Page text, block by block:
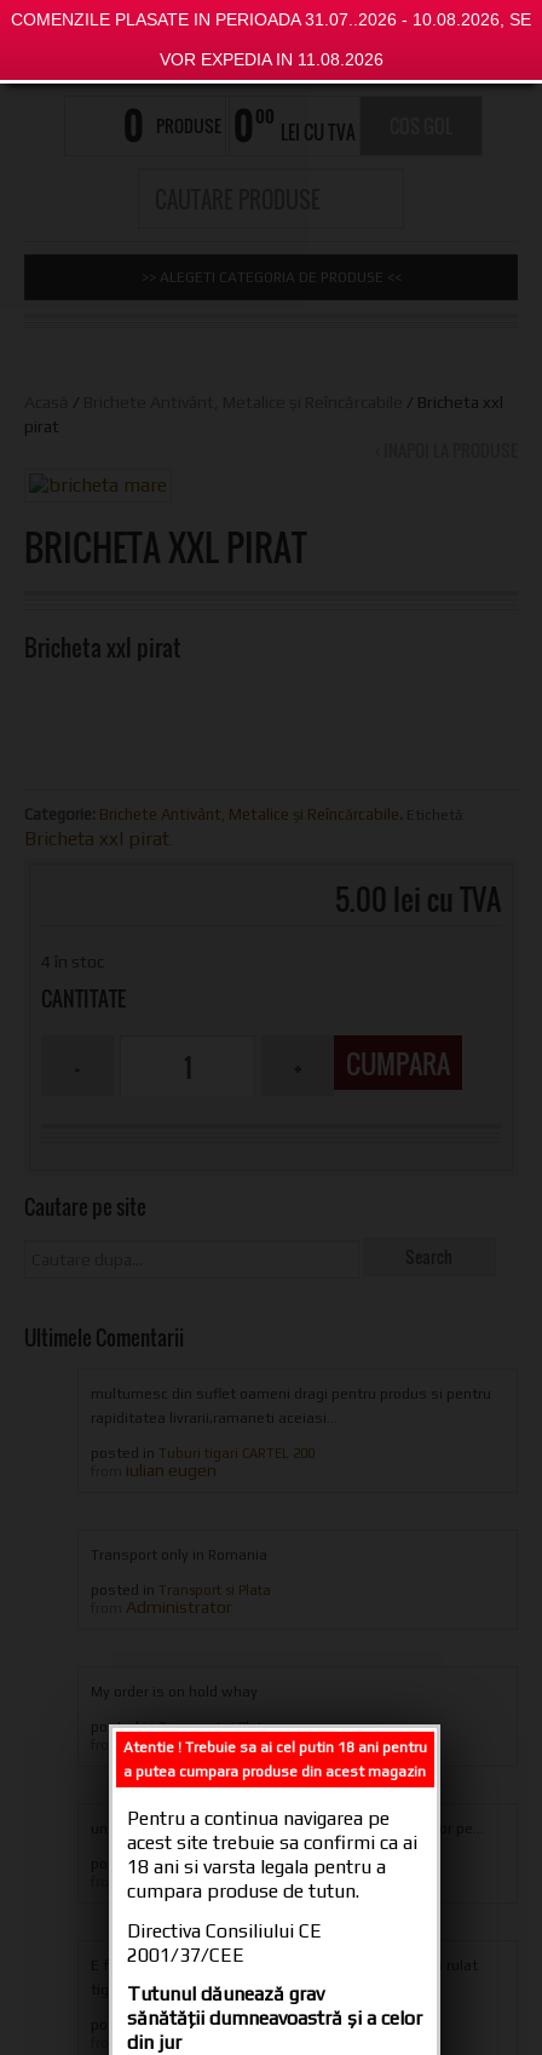
COMENZILE PLASATE IN PERIOADA 31.07..2026 - 10.08.2026, SE
VOR EXPEDIA IN 11.08.2026
0 PRODUSE 000
LEI CU TVA
>> ALEGETI CATEGORIA DE PRODUSE <<
/
/ Bricheta xxl
pirat
BRICHETA XXL PIRAT
Bricheta xxl pirat
Brichete Antivânt, Metalice și Reîncărcabile
Bricheta xxl pirat
5.00 lei cu TVA
4 în stoc
CANTITATE
CUMPARA
Cautare pe site
Ultimele Comentarii
multumesc din suflet oameni dragi pentru produs si pentru
rapiditatea livrarii,ramaneti aceiasi...
posted in Tuburi tigari CARTEL 200
iulian eugen
Transport only in Romania
posted in Transport si Plata
Administrator
My order is on hold whay
posted inTransport si Plata
fromales_potocnik1
un tutun bun , mai bun ca senator. scrie natural flavor pe...
posted inPlic Tutun DB Original Natural Flavour 30 gr
sinbad
E fun tutun foarte bine taiat, subtire, perfect pentru rulat
tigari ;...
posted inTutun de rulat Primus Original 35 gr
Preda Cristian
Atentie ! Trebuie sa ai cel putin 18 ani pentru
a putea cumpara produse din acest magazin
Pentru a continua navigarea pe
acest site trebuie sa confirmi ca ai
18 ani si varsta legala pentru a
cumpara produse de tutun.
Directiva Consiliului CE
2001/37/CEE
Tutunul dăunează grav
sănătăţii dumneavoastră şi a celor
din jur